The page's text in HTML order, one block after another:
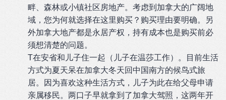
畔、森林或小镇社区房地产。考虑到加拿大的广阔地
域，您为何就选择在这里购买？购买理由要明确。另
外加拿大地产都是永居产权，持有成本也是购买前必
须想清楚的问题。
T在安省和儿子住一起（儿子在温莎工作）。目前生活
方式为夏天呆在加拿大冬天回中国南方的候鸟式旅
居。因为喜欢这种生活方式，儿子为此在给父母申请
亲属移民。两口子早就拿到了加拿大驾照，这两年开